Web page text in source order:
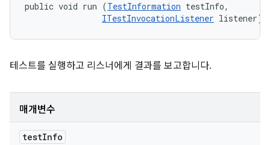
public void run (TestInformation testInfo,
ITestInvocationListener listener)
테스트를 실행하고 리스너에게 결과를 보고합니다.
매개변수
testInfo